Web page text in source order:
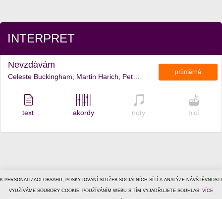
K PERSONALIZACI OBSAHU, POSKYTOVÁNÍ SLUŽEB SOCIÁLNÍCH SÍTÍ A ANALÝZE NÁVŠTĚVNOSTI
VYUŽÍVÁME SOUBORY COOKIE. POUŽÍVÁNÍM WEBU S TÍM VYJADŘUJETE SOUHLAS. VÍCE
INTERPRET
Nevzdávám
průměrná
text akordy noty bicí
© 1996–2026Tiscali Media, a.s. ISSN 1801-5131